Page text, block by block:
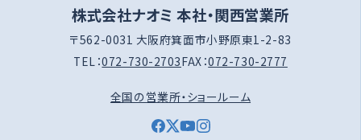
株式会社ナオミ 本社・関西営業所
〒562-0031 大阪府箕面市小野原東1-2-83
TEL：072-730-2703FAX：072-730-2777
全国の営業所・ショールーム